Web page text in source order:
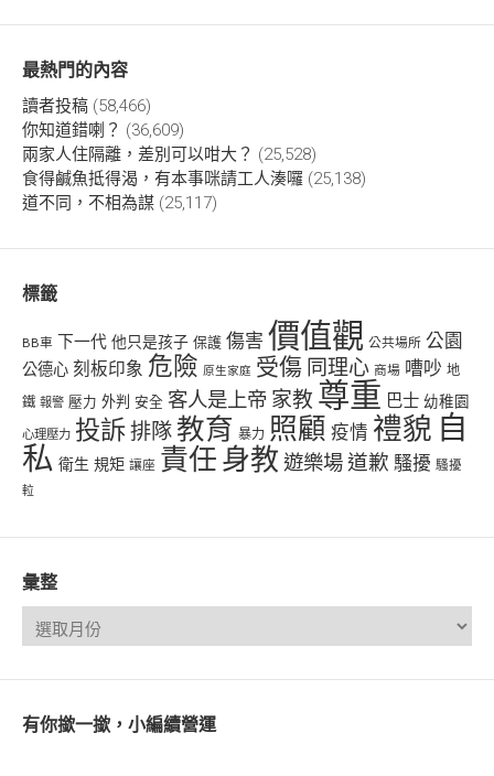
最熱門的內容
讀者投稿 (58,466)
你知道錯喇？ (36,609)
兩家人住隔離，差別可以咁大？ (25,528)
食得鹹魚抵得渴，有本事咪請工人湊囉 (25,138)
道不同，不相為謀 (25,117)
標籤
BB車 下一代 他只是孩子 保護 傷害 價值觀 公共場所 公園
公德心 刻板印象 危險 原生家庭 受傷 同理心 商場 嘈吵 地
鐵 報警 壓力 外判 安全 客人是上帝 家教 尊重 巴士 幼稚園
心理壓力 投訴排隊 教育 暴力 照顧 疫情 禮貌 自
私 衛生 規矩 讓座 責任 身教 遊樂場道歉 騷擾 騷擾
𨋢
彙整
有你撳一撳，小編續營運